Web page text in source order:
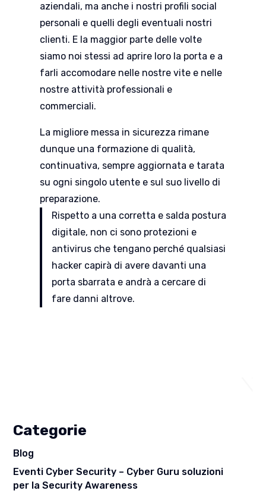
Categorie
Blog
Eventi Cyber Security – Cyber Guru soluzioni
per la Security Awareness
aziendali, ma anche i nostri profili social
personali e quelli degli eventuali nostri
clienti. E la maggior parte delle volte
siamo noi stessi ad aprire loro la porta e a
farli accomodare nelle nostre vite e nelle
nostre attività professionali e
commerciali.
La migliore messa in sicurezza rimane
dunque una formazione di qualità,
continuativa, sempre aggiornata e tarata
su ogni singolo utente e sul suo livello di
preparazione.
Rispetto a una corretta e salda postura
digitale, non ci sono protezioni e
antivirus che tengano perché qualsiasi
hacker capirà di avere davanti una
porta sbarrata e andrà a cercare di
fare danni altrove.